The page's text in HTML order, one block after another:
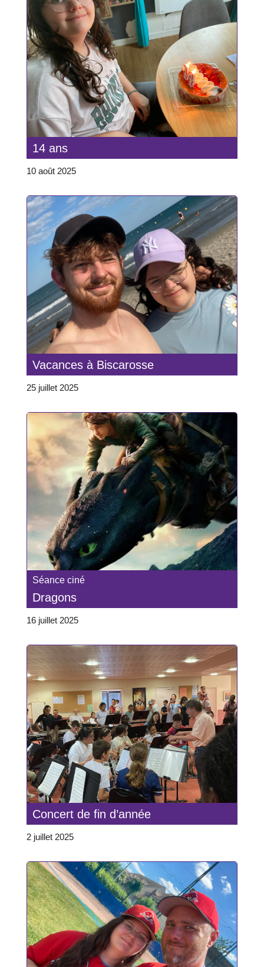
14 ans
10 août 2025
Vacances à Biscarosse
25 juillet 2025
Séance ciné
Dragons
16 juillet 2025
Concert de fin d’année
2 juillet 2025